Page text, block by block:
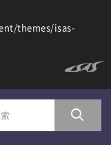
themes/isas-